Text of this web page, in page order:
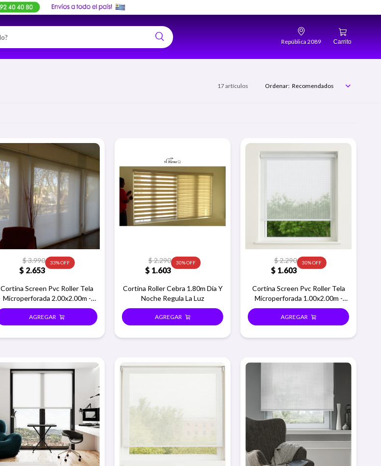
República 2089
17 artículos Recomendados
$ 2.653
$3.990 33
Cortina Screen Pvc Roller Tela
Microperforada 2.00x2.00m -
Beige
$ 1.603
$2.290 30
Cortina Roller Cebra 1.80m Día Y
Noche Regula La Luz
$ 1.603
$2.290 30
Cortina Screen Pvc Roller Tela
Microperforada 1.00x2.00m -
Blanco